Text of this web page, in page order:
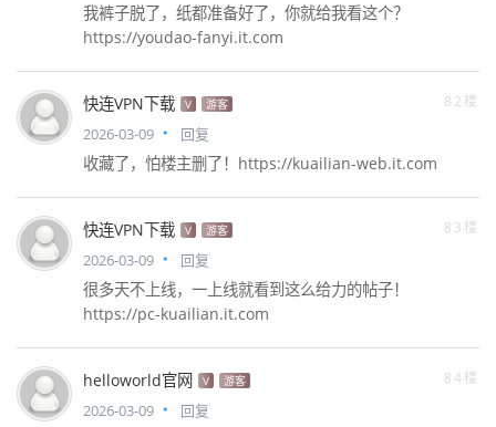
我裤子脱了，纸都准备好了，你就给我看这个？
https://youdao-fanyi.it.com
快连VPN下载 V 游客 82楼
2026-03-09 回复
收藏了，怕楼主删了！https://kuailian-web.it.com
快连VPN下载 V 游客 83楼
2026-03-09 回复
很多天不上线，一上线就看到这么给力的帖子！
https://pc-kuailian.it.com
helloworld官网 V 游客 84楼
2026-03-09 回复